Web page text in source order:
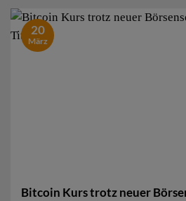
Bitcoin Kurs trotz neuer
20
März